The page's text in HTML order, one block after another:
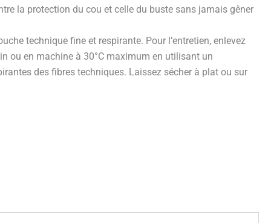
la protection du cou et celle du buste sans jamais gêner
technique fine et respirante. Pour l’entretien, enlevez
ou en machine à 30°C maximum en utilisant un
des fibres techniques. Laissez sécher à plat ou sur